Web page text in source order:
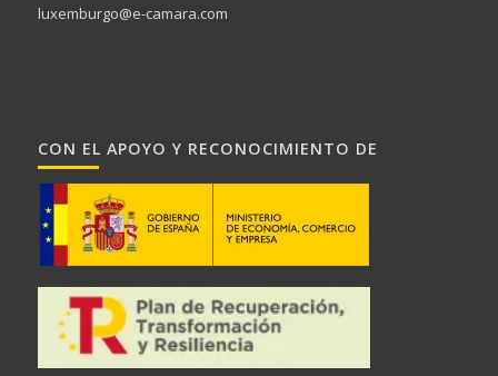
luxemburgo@e-camara.com
CON EL APOYO Y RECONOCIMIENTO DE